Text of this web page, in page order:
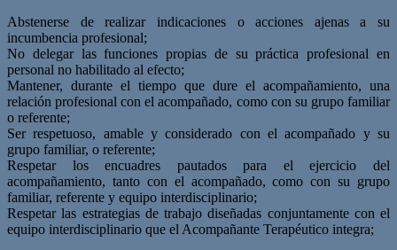
Abstenerse de realizar indicaciones o acciones ajenas a su
incumbencia profesional;
No delegar las funciones propias de su práctica profesional en
personal no habilitado al efecto;
Mantener, durante el tiempo que dure el acompañamiento, una
relación profesional con el acompañado, como con su grupo familiar
o referente;
Ser respetuoso, amable y considerado con el acompañado y su
grupo familiar, o referente;
Respetar los encuadres pautados para el ejercicio del
acompañamiento, tanto con el acompañado, como con su grupo
familiar, referente y equipo interdisciplinario;
Respetar las estrategias de trabajo diseñadas conjuntamente con el
equipo interdisciplinario que el Acompañante Terapéutico integra;